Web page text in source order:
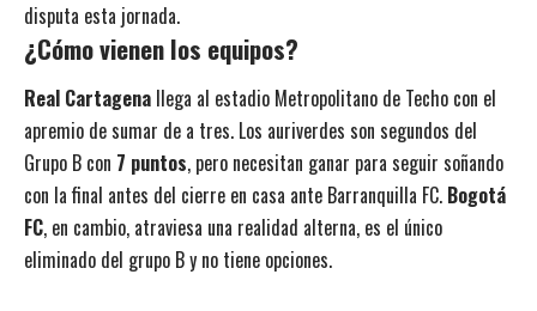
disputa esta jornada.
¿Cómo vienen los equipos?
Real Cartagena llega al estadio Metropolitano de Techo con el
apremio de sumar de a tres. Los auriverdes son segundos del
Grupo B con 7 puntos, pero necesitan ganar para seguir soñando
con la final antes del cierre en casa ante Barranquilla FC. Bogotá
FC, en cambio, atraviesa una realidad alterna, es el único
eliminado del grupo B y no tiene opciones.